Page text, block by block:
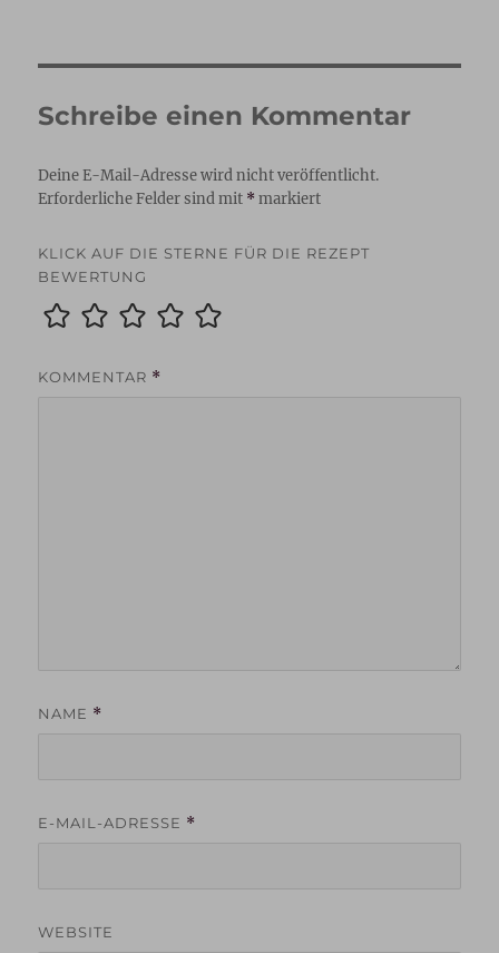
Schreibe einen Kommentar
Deine E-Mail-Adresse wird nicht veröffentlicht.
Erforderliche Felder sind mit *markiert
KLICK AUF DIE STERNE FÜR DIE REZEPT
BEWERTUNG
KOMMENTAR *
NAME *
E-MAIL-ADRESSE *
WEBSITE